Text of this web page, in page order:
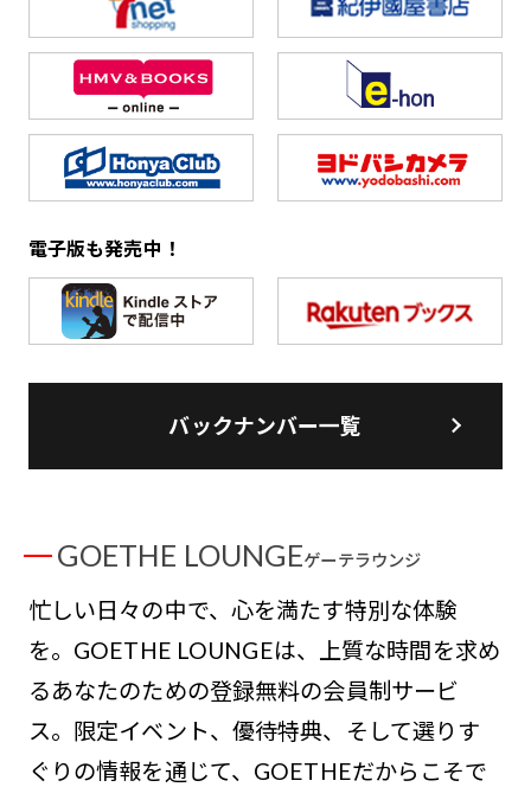
電子版も発売中！
バックナンバー一覧
GOETHE LOUNGEゲーテラウンジ
忙しい日々の中で、心を満たす特別な体験
を。GOETHE LOUNGEは、上質な時間を求め
るあなたのための登録無料の会員制サービ
ス。限定イベント、優待特典、そして選りす
ぐりの情報を通じて、GOETHEだからこそで